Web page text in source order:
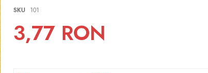
SKU
101
3,77 RON